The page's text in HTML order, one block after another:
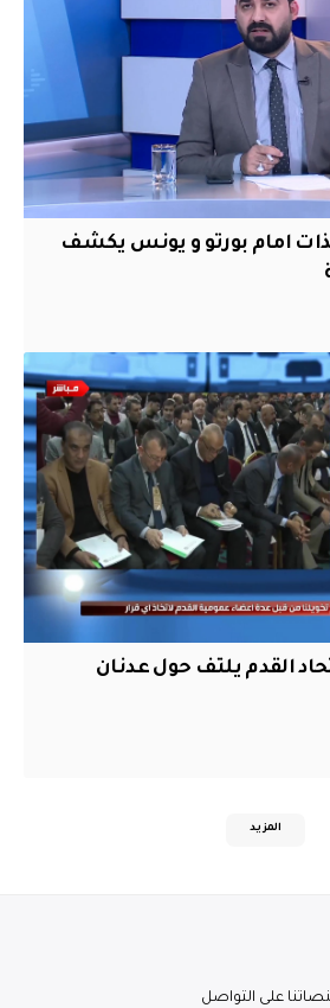
امام بورتو و يونس يكشف
القدم يلتف حول عدنان
المزيد
على التواصل